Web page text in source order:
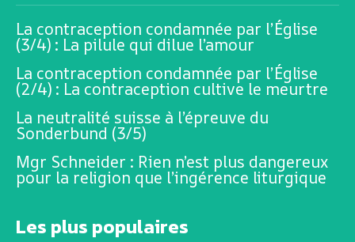
La contraception condamnée par l’Église
(3/4) : La pilule qui dilue l’amour
La contraception condamnée par l’Église
(2/4) : La contraception cultive le meurtre
La neutralité suisse à l’épreuve du
Sonderbund (3/5)
Mgr Schneider : Rien n’est plus dangereux
pour la religion que l’ingérence liturgique
Les plus populaires